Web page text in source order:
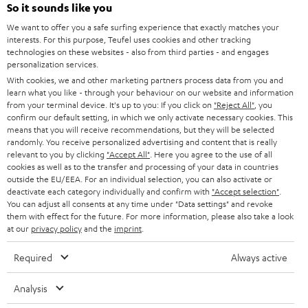
e
r
a
n
m
e
l
d
u
n
g
Kategorien
HEIMKINO
HEIMKINO-KOMPLETTANLAGEN
SOUNDBARS
STEREO
SMART HOME
BLUETOOTH-LAUTSPRECHER
KOPFHÖRER
Unternehmen
SUPPORT
KARRIERE
PRESSE & MARKETING
GESCHÄFTSKUNDEN
PARTNERPROGRAMM
BLOG
Teufel Onlineshops
DEUTSCHLAND
ÖSTERREICH
SCHWEIZ
NIEDERLANDE
So it sounds like you
We want to offer you a safe surfing experience that exactly matches your
interests. For this purpose, Teufel uses cookies and other tracking
technologies on these websites - also from third parties - and engages
personalization services.
With cookies, we and other marketing partners process data from you and
learn what you like - through your behaviour on our website and information
from your terminal device. It's up to you: If you click on "Reject All" , you
confirm our default setting, in which we only activate necessary cookies. This
means that you will receive recommendations, but they will be selected
randomly. You receive personalized advertising and content that is really
relevant to you by clicking "Accept All" . Here you agree to the use of all
cookies as well as to the transfer and processing of your data in countries
outside the EU/EEA. For an individual selection, you can also activate or
deactivate each category individually and confirm with "Accept selection"
You can adjust all consents at any time under "Data settings" and revoke
them with effect for the future. For more information, please also take a look
at our privacy policyand the imprint
Required Always active
Analysis